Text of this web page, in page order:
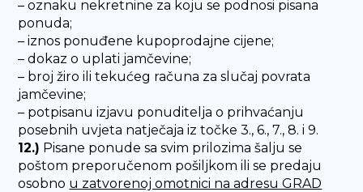
– oznaku nekretnine za koju se podnosi pisana
ponuda;
– iznos ponuđene kupoprodajne cijene;
– dokaz o uplati jamčevine;
– broj žiro ili tekućeg računa za slučaj povrata
jamčevine;
– potpisanu izjavu ponuditelja o prihvaćanju
posebnih uvjeta natječaja iz točke 3., 6., 7., 8. i 9.
12.) Pisane ponude sa svim prilozima šalju se
poštom preporučenom pošiljkom ili se predaju
osobno u zatvorenoj omotnici na adresu GRAD